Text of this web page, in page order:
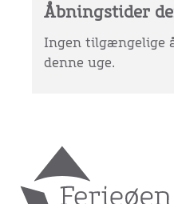
Åbningstider
Ingen tilgængelige
denne uge.